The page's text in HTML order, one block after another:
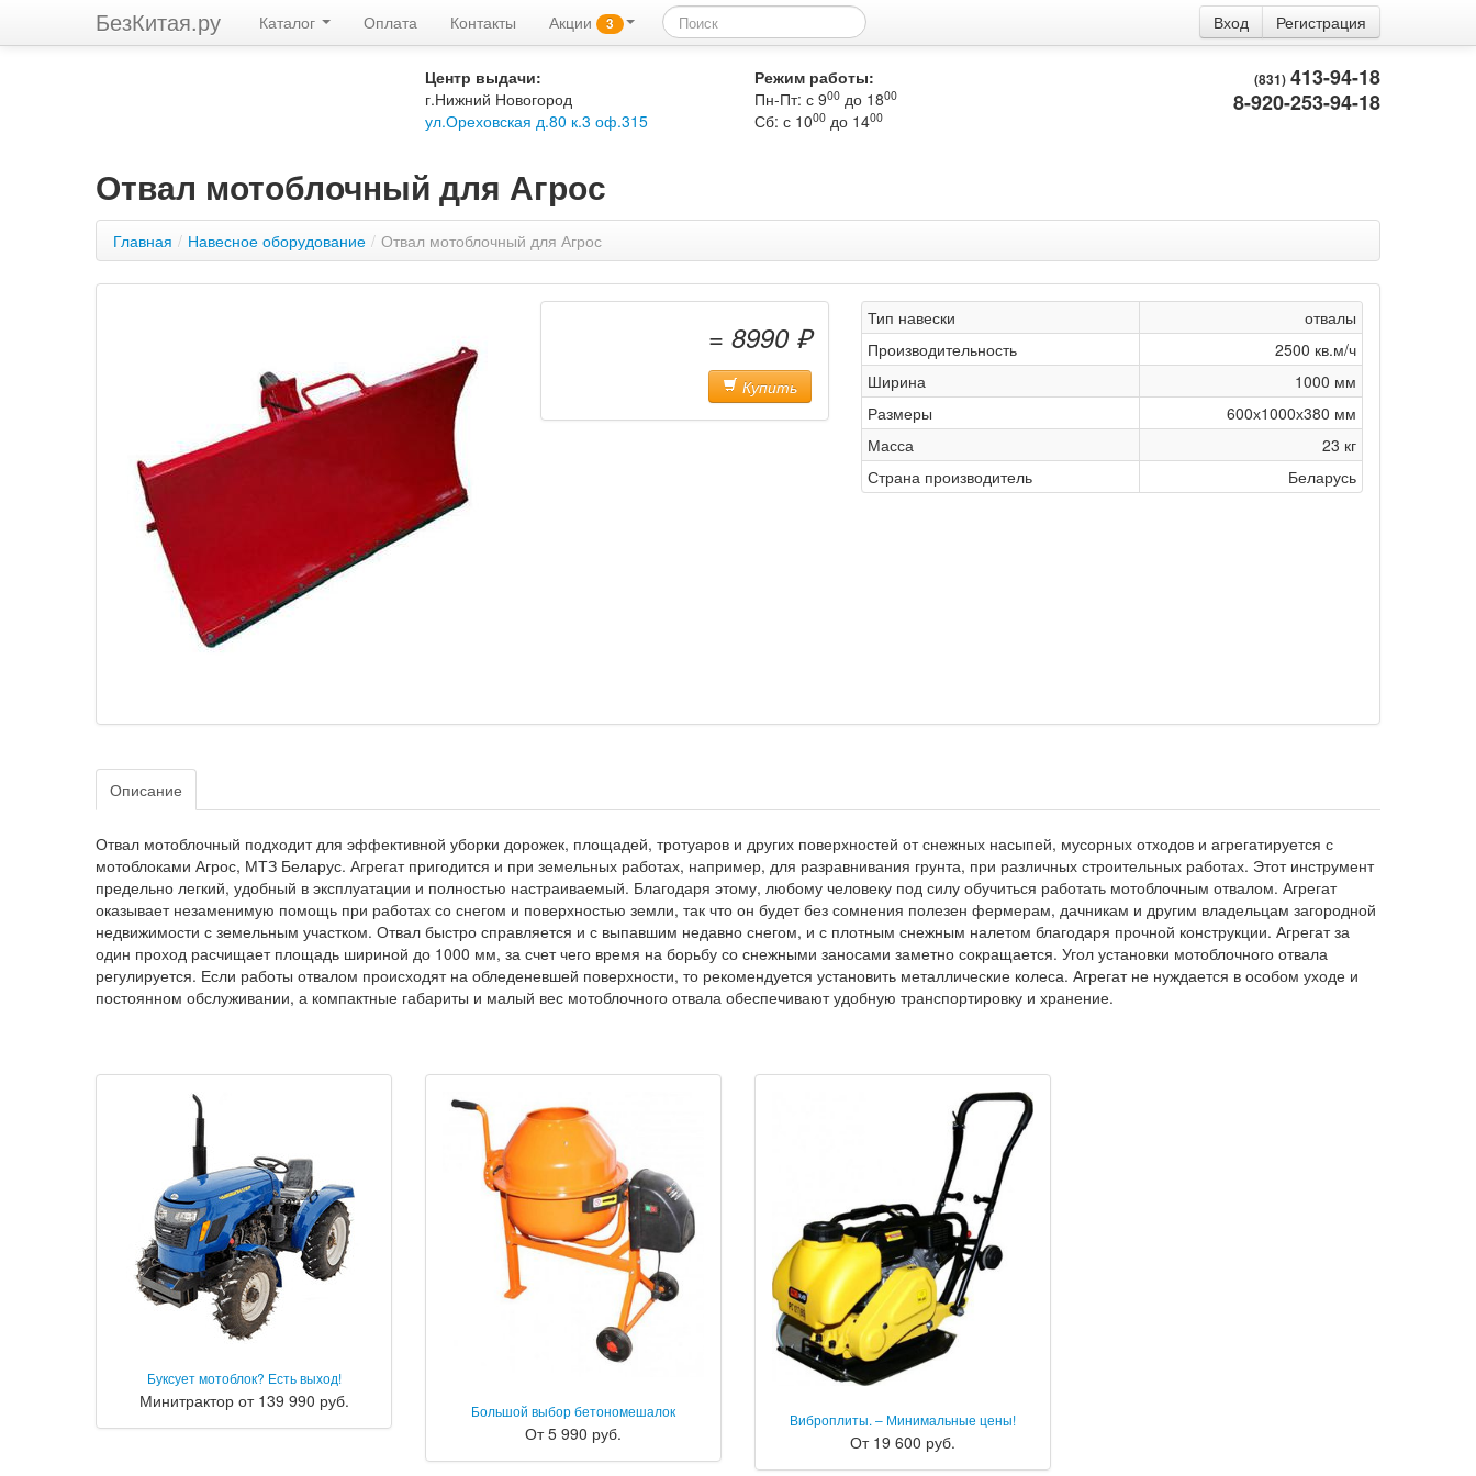
БезКитая.ру Каталог Оплата Контакты Акции 3 Вход Регистрация
Центр выдачи:
г.Нижний Новогород
ул.Ореховская д.80 к.3 оф.315
Режим работы:
Пн-Пт: с 900 до 1800
Сб: с 1000 до 1400
(831) 413-94-18
8-920-253-94-18
Отвал мотоблочный для Агрос
Главная / Навесное оборудование / Отвал мотоблочный для Агрос
= 8990 ₽
Купить
Тип навески
отвалы
Производительность
2500 кв.м/ч
Ширина
1000 мм
Размеры
600х1000х380 мм
Масса
23 кг
Страна производитель
Беларусь
Описание
Отвал мотоблочный подходит для эффективной уборки дорожек, площадей, тротуаров и других поверхностей от снежных насыпей, мусорных отходов и агрегатируется с
мотоблоками Агрос, МТЗ Беларус. Агрегат пригодится и при земельных работах, например, для разравнивания грунта, при различных строительных работах. Этот инструмент
предельно легкий, удобный в эксплуатации и полностью настраиваемый. Благодаря этому, любому человеку под силу обучиться работать мотоблочным отвалом. Агрегат
оказывает незаменимую помощь при работах со снегом и поверхностью земли, так что он будет без сомнения полезен фермерам, дачникам и другим владельцам загородной
недвижимости с земельным участком. Отвал быстро справляется и с выпавшим недавно снегом, и с плотным снежным налетом благодаря прочной конструкции. Агрегат за
один проход расчищает площадь шириной до 1000 мм, за счет чего время на борьбу со снежными заносами заметно сокращается. Угол установки мотоблочного отвала
регулируется. Если работы отвалом происходят на обледеневшей поверхности, то рекомендуется установить металлические колеса. Агрегат не нуждается в особом уходе и
постоянном обслуживании, а компактные габариты и малый вес мотоблочного отвала обеспечивают удобную транспортировку и хранение.
Буксует мотоблок? Есть выход!
Минитрактор от 139 990 руб. Большой выбор бетономешалок
От 5 990 руб.
Виброплиты. – Минимальные цены!
От 19 600 руб.